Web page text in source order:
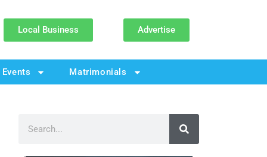
Local Business Advertise
Events Matrimonials